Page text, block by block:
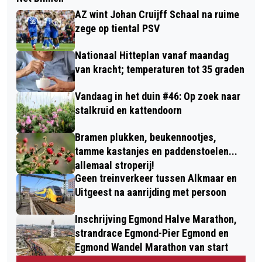
AZ wint Johan Cruijff Schaal na ruime
zege op tiental PSV
Nationaal Hitteplan vanaf maandag
van kracht; temperaturen tot 35 graden
Vandaag in het duin #46: Op zoek naar
stalkruid en kattendoorn
Bramen plukken, beukennootjes,
tamme kastanjes en paddenstoelen...
allemaal stroperij!
Geen treinverkeer tussen Alkmaar en
Uitgeest na aanrijding met persoon
Inschrijving Egmond Halve Marathon,
strandrace Egmond-Pier Egmond en
Egmond Wandel Marathon van start